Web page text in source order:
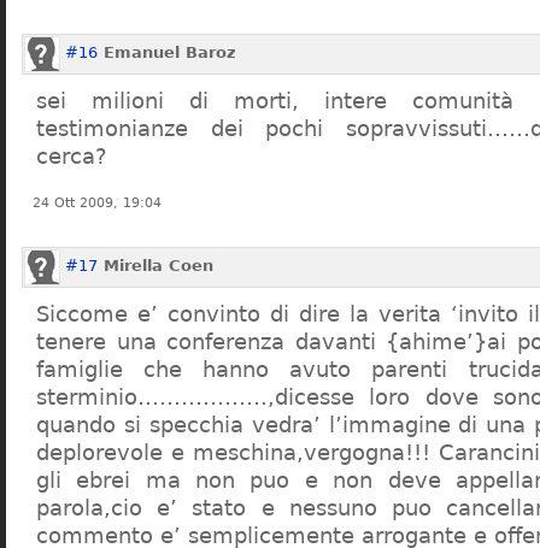
#16 Emanuel Baroz
sei milioni di morti, intere comunità
testimonianze dei pochi
cerca?
24 Ott 2009, 19:04
#17 Mirella Coen
Siccome e’ convinto di dire la verita ‘invito
tenere una conferenza davanti {ahime’}ai
famiglie che hanno avuto parenti
sterminio………………,dicesse loro dove
quando si specchia vedra’ l’immagine di una
deplorevole e meschina,vergogna!!!
gli ebrei ma non puo e non deve
parola,cio e’ stato e nessuno puo
commento e’ semplicemente arrogante e